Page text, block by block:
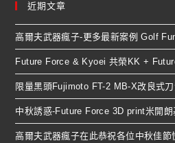
近期文章
高爾夫武器瘋子-更多最新案例 Golf
Future Force & Kyoei 共榮KK +
限量黑頭Fujimoto FT-2 MB-X改良式
中秋誘惑-Future Force 3D print米開朗
高爾夫武器瘋子在此恭祝各位中秋佳節